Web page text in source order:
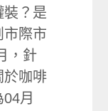
裝？是
市際市
，針
於咖啡
月